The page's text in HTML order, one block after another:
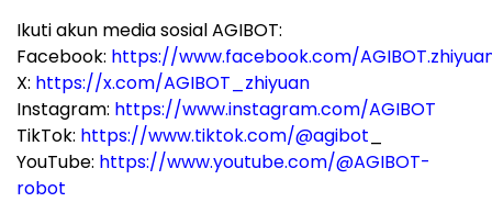
Ikuti akun media sosial AGIBOT:
Facebook: https://www.facebook.com/
X: https://x.com/AGIBOT_zhiyuan
Instagram: https://www.instagram.com/AGIBOT
TikTok: https://www.tiktok.com/@agibot
YouTube: https://www.youtube.com/@AGIBOT-
robot